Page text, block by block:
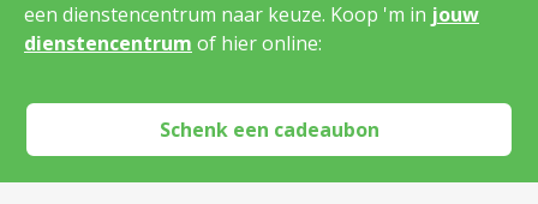
een dienstencentrum naar keuze. Koop 'm in jouw
dienstencentrum of hier online:
Schenk een cadeaubon